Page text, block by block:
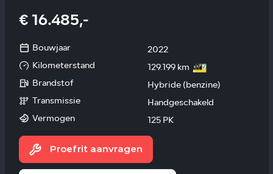
€ 16.485,-
Bouwjaar
2022
Kilometerstand
129.199 km
Brandstof
Hybride (benzine)
Transmissie
Handgeschakeld
Vermogen
125 PK
Proefrit aanvragen